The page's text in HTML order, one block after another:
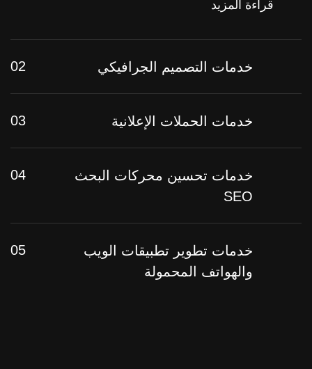
قراءة المزيد
خدمات التصميم الجرافيكي 02
خدمات الحملات الإعلانية 03
خدمات تحسين محركات البحث
SEO
04
خدمات تطوير تطبيقات الويب
والهواتف المحمولة
05